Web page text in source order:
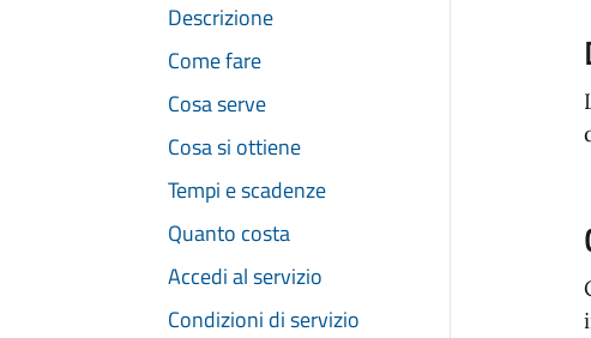
Descrizione
Come fare
Cosa serve
Cosa si ottiene
Tempi e scadenze
Quanto costa
Accedi al servizio
Condizioni di servizio